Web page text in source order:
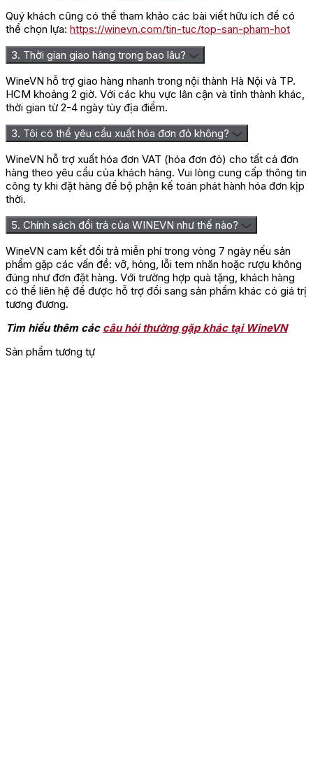
Rượu Vang St
Đánh giá
Chưa có đánh giá nào.
Hãy là người đầu tiên nhận xét “Rượu Vang Úc St Hallett
Quý khách cũng có thể tham khảo các bài viết hữu ích để có
thể chọn lựa: https://winevn.com/tin-tuc/top-san-pham-hot
3. Thời gian giao hàng trong bao lâu?
WineVN hỗ trợ giao hàng nhanh trong nội thành Hà Nội và TP.
HCM khoảng 2 giờ. Với các khu vực lân cận và tỉnh thành khác,
thời gian từ 2-4 ngày tùy địa điểm.
3. Tôi có thể yêu cầu xuất hóa đơn đỏ không?
WineVN hỗ trợ xuất hóa đơn VAT (hóa đơn đỏ) cho tất cả đơn
hàng theo yêu cầu của khách hàng. Vui lòng cung cấp thông tin
công ty khi đặt hàng để bộ phận kế toán phát hành hóa đơn kịp
thời.
5. Chính sách đổi trả của WINEVN như thế nào?
WineVN cam kết đổi trả miễn phí trong vòng 7 ngày nếu sản
phẩm gặp các vấn đề: vỡ, hỏng, lỗi tem nhãn hoặc rượu không
đúng như đơn đặt hàng. Với trường hợp quà tặng, khách hàng
có thể liên hệ để được hỗ trợ đổi sang sản phẩm khác có giá trị
tương đương.
Tìm hiểu thêm các câu hỏi thường gặp khác tại WineVN
Sản phẩm tương tự